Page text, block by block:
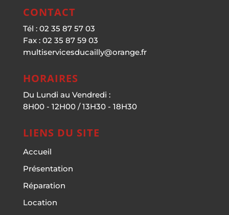
CONTACT
Tél : 02 35 87 57 03
Fax : 02 35 87 59 03
multiservicesducailly@orange.fr
HORAIRES
Du Lundi au Vendredi :
8H00 - 12H00 / 13H30 - 18H30
LIENS DU SITE
Accueil
Présentation
Réparation
Location